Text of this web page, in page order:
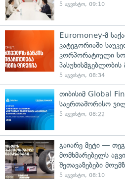
5 აგვისტო, 09:10
Euromoney-მ
კატეგორიაში
კორპორატიული
5 აგვისტო, 08:34
თიბისიმ Global
საერთაშორისო
5 აგვისტო, 08:22
გაიარე მეტი —
მომხმარებელს
შეთავაზებები
5 აგვისტო, 08:10